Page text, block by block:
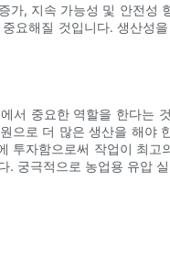
가, 지속 가능성 및 안전
요해질 것입니다. 생산성
서 중요한 역할을 한다는
으로 더 많은 생산을 해야
투자함으로써 작업이 최
. 궁극적으로 농업용 유압